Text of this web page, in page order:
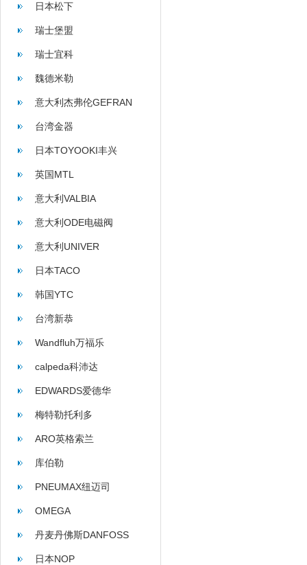
日本松下
瑞士堡盟
瑞士宜科
魏德米勒
意大利杰弗伦GEFRAN
台湾金器
日本TOYOOKI丰兴
英国MTL
意大利VALBIA
意大利ODE电磁阀
意大利UNIVER
日本TACO
韩国YTC
台湾新恭
Wandfluh万福乐
calpeda科沛达
EDWARDS爱德华
梅特勒托利多
ARO英格索兰
库伯勒
PNEUMAX纽迈司
OMEGA
丹麦丹佛斯DANFOSS
日本NOP